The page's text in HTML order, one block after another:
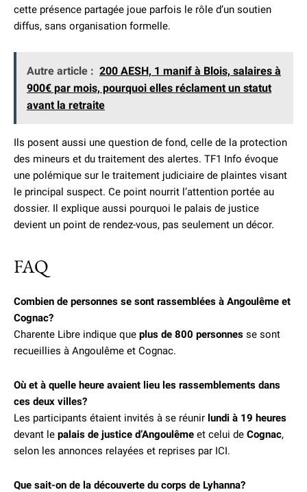
cette présence partagée joue parfois le rôle d’un soutien
diffus, sans organisation formelle.
Autre article : 200 AESH, 1 manif à Blois, salaires à
900€ par mois, pourquoi elles réclament un statut
avant la retraite
Ils posent aussi une question de fond, celle de la protection
des mineurs et du traitement des alertes. TF1 Info évoque
une polémique sur le traitement judiciaire de plaintes visant
le principal suspect. Ce point nourrit l’attention portée au
dossier. Il explique aussi pourquoi le palais de justice
devient un point de rendez-vous, pas seulement un décor.
FAQ
Combien de personnes se sont rassemblées à Angoulême et
Cognac?
Charente Libre indique que plus de 800 personnes se sont
recueillies à Angoulême et Cognac.
Où et à quelle heure avaient lieu les rassemblements dans
ces deux villes?
Les participants étaient invités à se réunir lundi à 19 heures
devant le palais de justice d’Angoulême et celui de Cognac,
selon les annonces relayées et reprises par ICI.
Que sait-on de la découverte du corps de Lyhanna?